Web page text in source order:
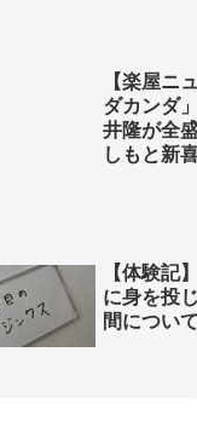
【楽屋ニ
ダカンダ
井隆が全
しもと新
【体験記
に身を投
間について